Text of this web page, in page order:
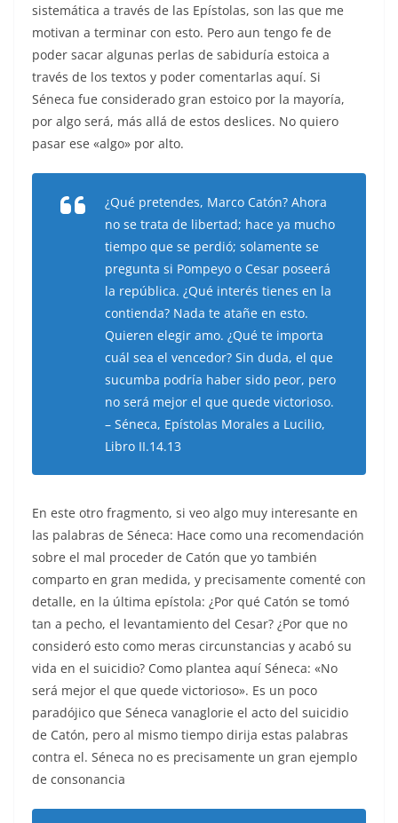
sistemática a través de las Epístolas, son las que me
motivan a terminar con esto. Pero aun tengo fe de
poder sacar algunas perlas de sabiduría estoica a
través de los textos y poder comentarlas aquí. Si
Séneca fue considerado gran estoico por la mayoría,
por algo será, más allá de estos deslices. No quiero
pasar ese «algo» por alto.
¿Qué pretendes, Marco Catón? Ahora
no se trata de libertad; hace ya mucho
tiempo que se perdió; solamente se
pregunta si Pompeyo o Cesar poseerá
la república. ¿Qué interés tienes en la
contienda? Nada te atañe en esto.
Quieren elegir amo. ¿Qué te importa
cuál sea el vencedor? Sin duda, el que
sucumba podría haber sido peor, pero
no será mejor el que quede victorioso.
– Séneca, Epístolas Morales a Lucilio,
Libro II.14.13
En este otro fragmento, si veo algo muy interesante en
las palabras de Séneca: Hace como una recomendación
sobre el mal proceder de Catón que yo también
comparto en gran medida, y precisamente comenté con
detalle, en la última epístola: ¿Por qué Catón se tomó
tan a pecho, el levantamiento del Cesar? ¿Por que no
consideró esto como meras circunstancias y acabó su
vida en el suicidio? Como plantea aquí Séneca: «No
será mejor el que quede victorioso». Es un poco
paradójico que Séneca vanaglorie el acto del suicidio
de Catón, pero al mismo tiempo dirija estas palabras
contra el. Séneca no es precisamente un gran ejemplo
de consonancia